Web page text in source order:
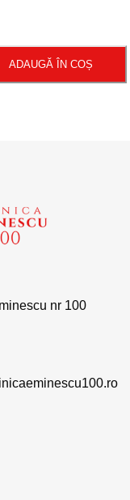
ADAUGĂ ÎN COȘ
nr 100